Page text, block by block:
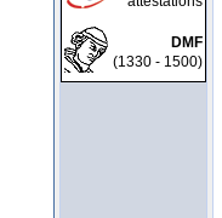
DMF
(1330 - 1500)